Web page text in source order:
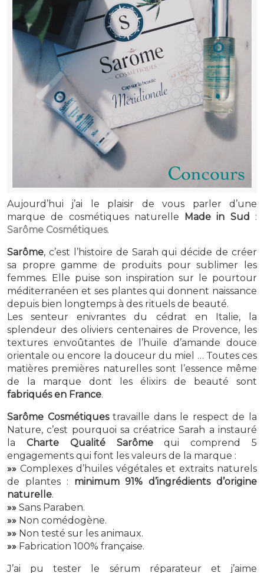
Aujourd’hui j’ai le plaisir de vous parler d’une
marque de cosmétiques naturelle Made in Sud :
Sarôme Cosmétiques.
Sarôme, c’est l’histoire de Sarah qui décide de créer
sa propre gamme de produits pour sublimer les
femmes. Elle puise son inspiration sur le pourtour
méditerranéen et ses plantes qui donnent naissance
depuis bien longtemps à des rituels de beauté.
Les senteur enivrantes du cédrat en Italie, la
splendeur des oliviers centenaires de Provence, les
textures envoûtantes de l’huile d’amande douce
orientale ou encore la douceur du miel … Toutes ces
matières premières naturelles sont l’essence même
de la marque dont les élixirs de beauté sont
fabriqués en France.
Sarôme Cosmétiquestravaille dans le respect de la
Nature, c’est pourquoi sa créatrice Sarah a instauré
la Charte Qualité Sarômequi comprend 5
engagements qui font les valeurs de la marque :
»» Complexes d’huiles végétales et extraits naturels
de plantes : minimum 91% d’ingrédients d’origine
naturelle.
»» Sans Paraben.
»» Non comédogène.
»» Non testé sur les animaux.
»» Fabrication 100% française.
J’ai pu tester le sérum réparateur et j’aime